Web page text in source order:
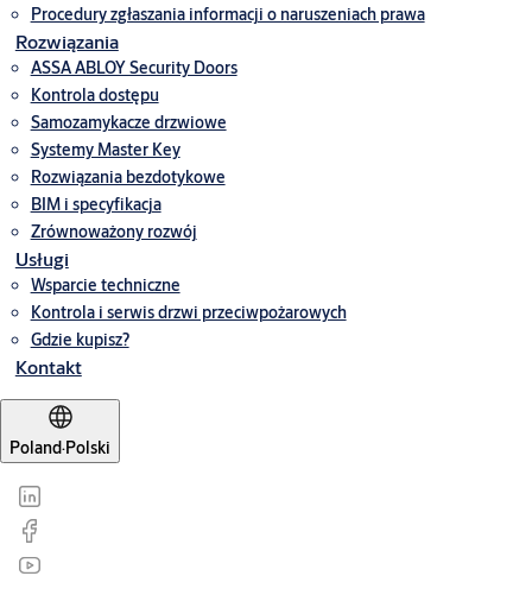
Procedury zgłaszania informacji o naruszeniach prawa
Rozwiązania
ASSA ABLOY Security Doors
Kontrola dostępu
Samozamykacze drzwiowe
Systemy Master Key
Rozwiązania bezdotykowe
BIM i specyfikacja
Zrównoważony rozwój
Usługi
Wsparcie techniczne
Kontrola i serwis drzwi przeciwpożarowych
Gdzie kupisz?
Kontakt
Poland·Polski